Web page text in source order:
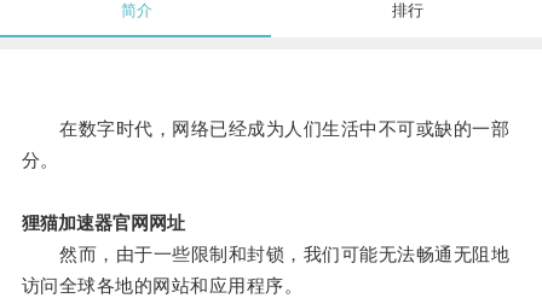
简介 排行
在数字时代，网络已经成为人们生活中不可或缺的一部
分。
狸猫加速器官网网址
然而，由于一些限制和封锁，我们可能无法畅通无阻地
访问全球各地的网站和应用程序。